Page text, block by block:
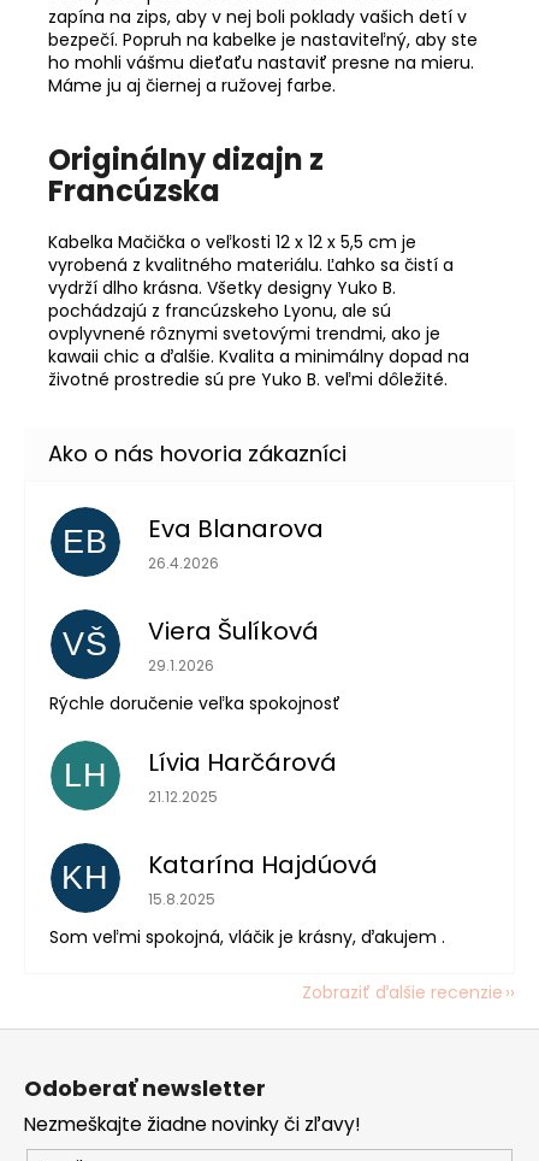
zapína na zips, aby v nej boli poklady vašich detí v
bezpečí. Popruh na kabelke je nastaviteľný, aby ste
ho mohli vášmu dieťaťu nastaviť presne na mieru.
Máme ju aj čiernej a ružovej farbe.
Originálny dizajn z
Francúzska
Kabelka Mačička o veľkosti 12 x 12 x 5,5 cm je
vyrobená z kvalitného materiálu. Ľahko sa čistí a
vydrží dlho krásna. Všetky designy Yuko B.
pochádzajú z francúzskeho Lyonu, ale sú
ovplyvnené rôznymi svetovými trendmi, ako je
kawaii chic a ďalšie. Kvalita a minimálny dopad na
životné prostredie sú pre Yuko B. veľmi dôležité.
EB Eva Blanarova
Hodnotenie obchodu je 5 z 5 hviezdičiek.
26.4.2026
VŠ Viera Šulíková
Hodnotenie obchodu je 5 z 5 hviezdičiek.
29.1.2026
Rýchle doručenie veľka spokojnosť
LH Lívia Harčárová
Hodnotenie obchodu je 5 z 5 hviezdičiek.
21.12.2025
KH Katarína Hajdúová
Hodnotenie obchodu je 5 z 5 hviezdičiek.
15.8.2025
Som veľmi spokojná, vláčik je krásny, ďakujem .
Zobraziť ďalšie recenzie
Odoberať newsletter
Nezmeškajte žiadne novinky či zľavy!